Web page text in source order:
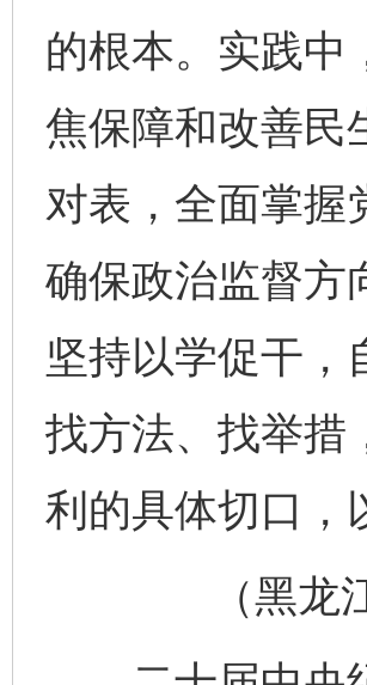
的根本。实践中
焦保障和改善民
对表，全面掌握
确保政治监督方
坚持以学促干，
找方法、找举措
利的具体切口，
（黑龙江